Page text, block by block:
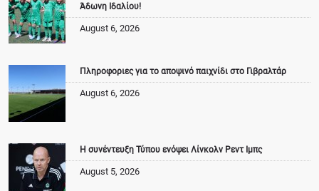
Άδωνη Ιδαλίου!
August 6, 2026
Πληροφοριες για το αποψινό παιχνίδι στο Γιβραλτάρ
August 6, 2026
Η συνέντευξη Τύπου ενόψει Λίνκολν Ρεντ Ιμπς
August 5, 2026